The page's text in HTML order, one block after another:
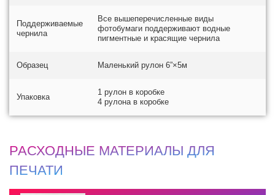
Поддерживаемые
чернила
Все вышеперечисленные виды
фотобумаги поддерживают водные
пигментные и красящие чернила
Образец Маленький рулон 6”×5м
Упаковка
1 рулон в коробке
4 рулона в коробке
РАСХОДНЫЕ МАТЕРИАЛЫ ДЛЯ
ПЕЧАТИ